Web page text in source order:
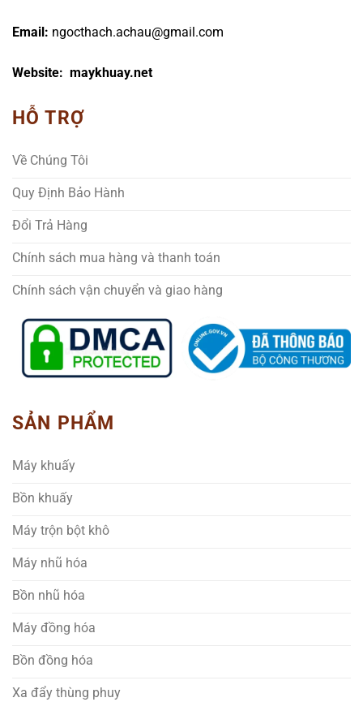
Email: ngocthach.achau@gmail.com
Website: maykhuay.net
HỖ TRỢ
Về Chúng Tôi
Quy Định Bảo Hành
Đổi Trả Hàng
Chính sách mua hàng và thanh toán
Chính sách vận chuyển và giao hàng
SẢN PHẨM
Máy khuấy
Bồn khuấy
Máy trộn bột khô
Máy nhũ hóa
Bồn nhũ hóa
Máy đồng hóa
Bồn đồng hóa
Xa đẩy thùng phuy